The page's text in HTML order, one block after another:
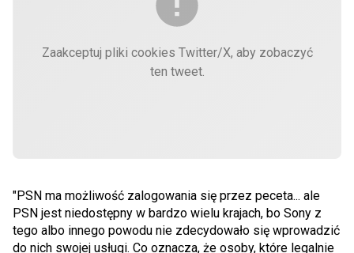
Zaakceptuj pliki cookies Twitter/X, aby zobaczyć
ten tweet.
"PSN ma możliwość zalogowania się przez peceta... ale
PSN jest niedostępny w bardzo wielu krajach, bo Sony z
tego albo innego powodu nie zdecydowało się wprowadzić
do nich swojej usługi. Co oznacza, że osoby, które legalnie